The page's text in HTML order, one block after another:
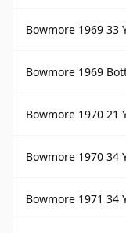
Bowmore 1969 33
Bowmore 1969
Bowmore 1970 21
Bowmore 1970 34
Bowmore 1971 34